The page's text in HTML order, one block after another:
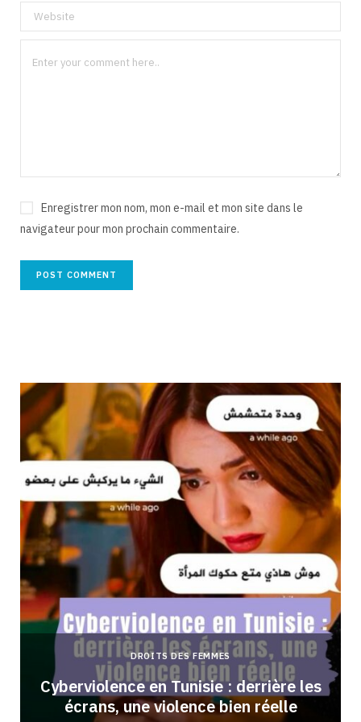
Enregistrer mon nom, mon e-mail et mon site dans le
navigateur pour mon prochain commentaire.
DROITS DES FEMMES
Cyberviolence en Tunisie : derrière les
écrans, une violence bien réelle